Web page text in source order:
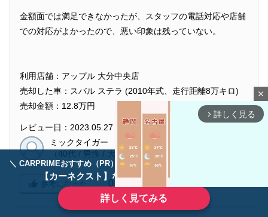
＼ CARPRIMEおすすめ（PR） ／ディーラーで手放すのはもったいない！
【カーネクスト】ならどんなクルマも高価買取
詳しく見てみる
金額面では満足できなかったが、スタッフの電話対応や店舗
での対応がよかったので、悪い印象は残っていない。
利用店舗：アップル 大分中央店
売却した車：スバル ステラ (2010年式、走行距離8万キロ)
売却金額：12.8万円
レビュー日：2023.05.27
ミックタイガー
（40代 / 男性 / 大分県）
参考になった 0
close
arrow_forward_ios 詳しく見る